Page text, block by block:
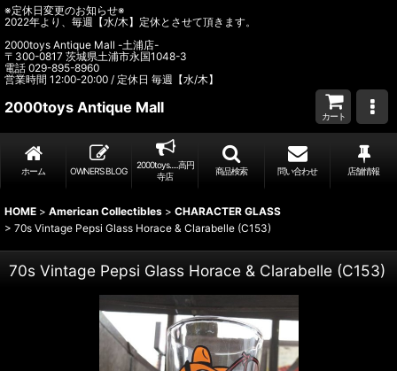
※定休日変更のお知らせ※
2022年より、毎週【水/木】定休とさせて頂きます。
2000toys Antique Mall -土浦店-
〒300-0817 茨城県土浦市永国1048-3
電話 029-895-8960
営業時間 12:00-20:00 / 定休日 毎週【水/木】
2000toys Antique Mall
カート
ホーム OWNER’S BLOG
2000toys.....高円
寺店
商品検索 問い合わせ 店舗情報
HOME > American Collectibles > CHARACTER GLASS
> 70s Vintage Pepsi Glass Horace & Clarabelle (C153)
70s Vintage Pepsi Glass Horace & Clarabelle (C153)